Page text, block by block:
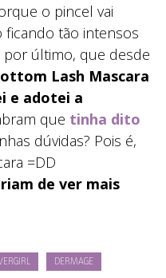
o pincel vai
ficando tão intensos
por último, que desde
Lash Mascara
e adotei a
que tinha dito
dúvidas? Pois é,
=DD
de ver mais
DERMAGE